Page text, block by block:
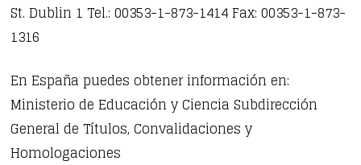
St. Dublin 1 Tel.: 00353-1-873-1414 Fax: 00353-1-873-
1316
En España puedes obtener información en:
Ministerio de Educación y Ciencia Subdirección
General de Títulos, Convalidaciones y
Homologaciones